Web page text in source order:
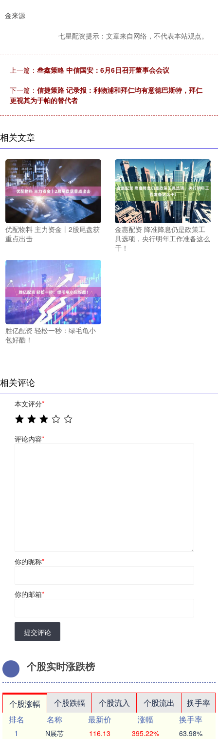
金来源
七星配资提示：文章来自网络，不代表本站观点。
上一篇： 叁鑫策略 中信国安：6月6日召开董事会会议
下一篇： 信捷策路 记录报：利物浦和拜仁均有意德巴斯特，拜仁
更视其为于帕的替代者
相关文章
优配物料 主力资金丨2股尾盘获
重点出击
金惠配资 降准降息仍是政策工
具选项，央行明年工作准备这么
干！
胜亿配资 轻松一秒：绿毛龟小
包好酷！
相关评论
本文评分*
评论内容*
你的昵称*
你的邮箱*
提交评论
个股实时涨跌榜
个股涨幅 个股跌幅 个股流入 个股流出
换手率
排名
名称 最新价 涨幅
换手率
1
N展芯 116.13 395.22% 63.98%